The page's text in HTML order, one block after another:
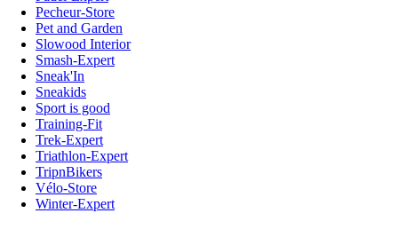
Pecheur-Store
Pet and Garden
Slowood Interior
Smash-Expert
Sneak'In
Sneakids
Sport is good
Training-Fit
Trek-Expert
Triathlon-Expert
TripnBikers
Vélo-Store
Winter-Expert